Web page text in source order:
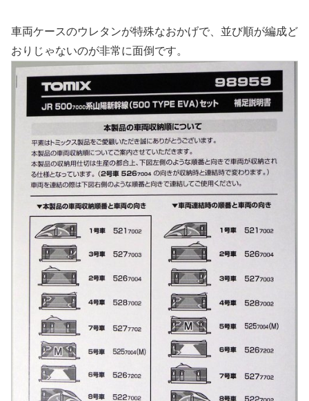
車両ケースのウレタンが特殊なおかげで、並び順が編成ど
おりじゃないのが非常に面倒です。